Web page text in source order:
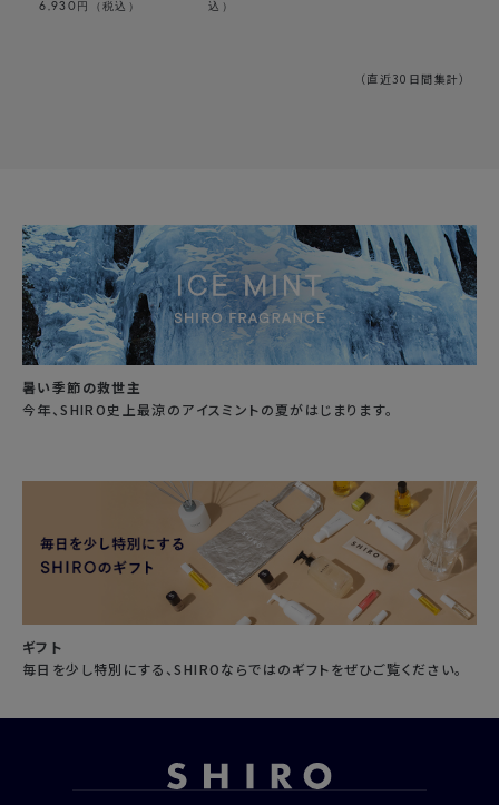
6,930 円（税込）
込）
（直近30日間集計）
暑い季節の救世主
今年、SHIRO史上最涼のアイスミントの夏がはじまります。
ギフト
毎日を少し特別にする、SHIROならではのギフトをぜひご覧ください。